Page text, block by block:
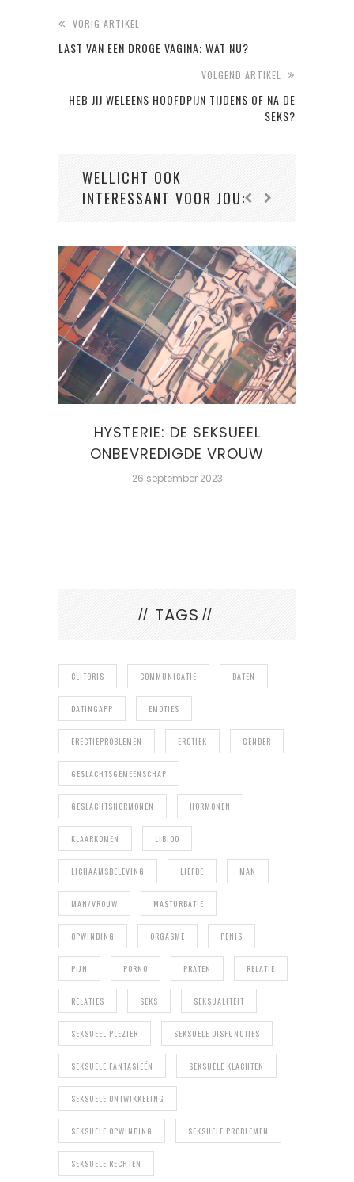
VORIG ARTIKEL
LAST VAN EEN DROGE VAGINA; WAT NU?
VOLGEND ARTIKEL
HEB JIJ WELEENS HOOFDPIJN TIJDENS OF NA DE
SEKS?
WELLICHT OOK
INTERESSANT VOOR JOU:
NEEM JIJ WEL EENS EEN HAPJE
UIT DE GENDERKOEK?
18 februari 2020
TAGS
CLITORIS COMMUNICATIE DATEN
DATINGAPP EMOTIES
ERECTIEPROBLEMEN EROTIEK GENDER
GESLACHTSGEMEENSCHAP
GESLACHTSHORMONEN HORMONEN
KLAARKOMEN LIBIDO
LICHAAMSBELEVING LIEFDE MAN
MAN/VROUW MASTURBATIE
OPWINDING ORGASME PENIS
PIJN PORNO PRATEN RELATIE
RELATIES SEKS SEKSUALITEIT
SEKSUEEL PLEZIER SEKSUELE DISFUNCTIES
SEKSUELE FANTASIEËN SEKSUELE KLACHTEN
SEKSUELE ONTWIKKELING
SEKSUELE OPWINDING SEKSUELE PROBLEMEN
SEKSUELE RECHTEN